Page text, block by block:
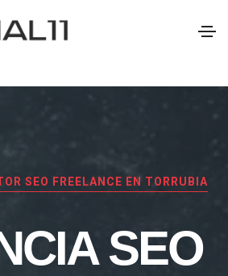
SEO FREELANCE EN TORRUBIA
SEO